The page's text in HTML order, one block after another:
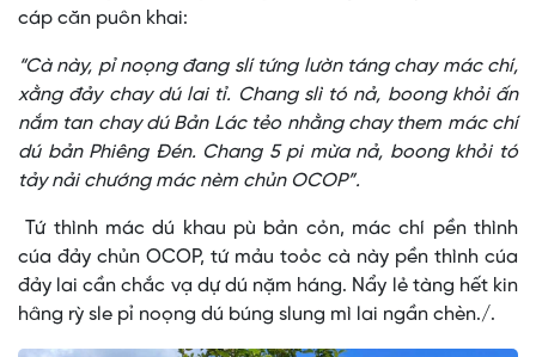
cáp căn puôn khai:
“Cà này, pỉ noọng đang slí tứng lườn táng chay mác chí,
xằng đảy chay dú lai tỉ. Chang slì tó nả, boong khỏi ấn
nắm tan chay dú Bản Lác tẻo nhằng chay them mác chí
dú bản Phiêng Đén. Chang 5 pi mừa nả, boong khỏi tó
tảy nải chướng mác nèm chủn OCOP”.
Tứ thình mác dú khau pù bản cỏn, mác chí pền thình
cúa đảy chủn OCOP, tứ mảu toỏc cà này pền thình cúa
đảy lai cần chắc vạ dự dú nặm háng. Nẩy lẻ tàng hết kin
hâng rỳ sle pỉ noọng dú búng slung mì lai ngần chèn./.